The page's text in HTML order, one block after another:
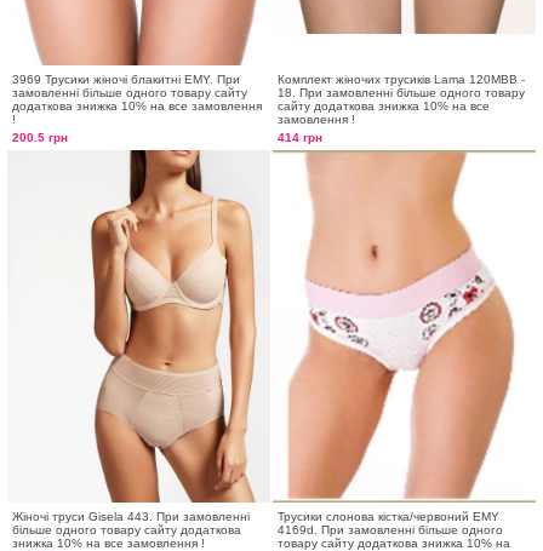
3969 Трусики жіночі блакитні EMY. При
замовленні більше одного товару сайту
додаткова знижка 10% на все замовлення
!
200.5 грн
Комплект жіночих трусиків Lama 120MBB -
18. При замовленні більше одного товару
сайту додаткова знижка 10% на все
замовлення !
414 грн
Жіночі труси Gisela 443. При замовленні
більше одного товару сайту додаткова
знижка 10% на все замовлення !
Трусики слонова кістка/червоний EMY
4169d. При замовленні більше одного
товару сайту додаткова знижка 10% на